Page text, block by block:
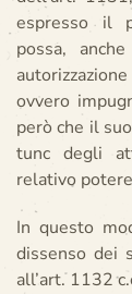
espresso il
possa,
ovvero
però che il
tunc degli
relativo
In questo
dissenso dei
all’art. 1132